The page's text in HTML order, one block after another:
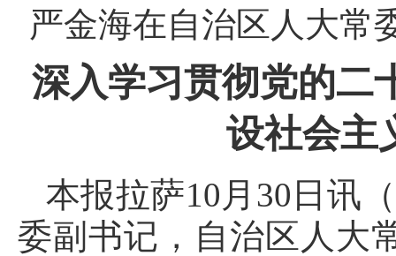
严金海在自治区人大常
深入学习贯彻党的二
设社会主
本报拉萨10月30日讯
委副书记，自治区人大